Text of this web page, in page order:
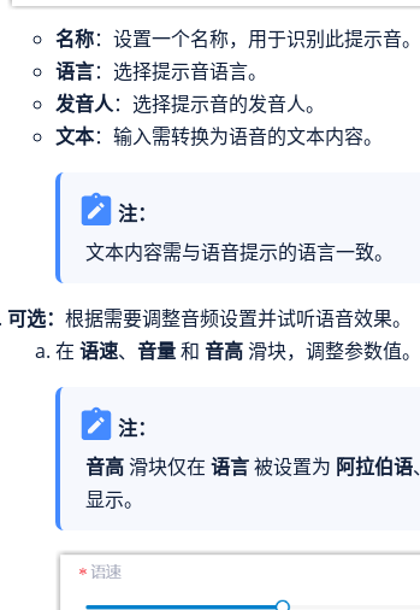
名称：设置一个名称，用于识别此提示音。
语言：选择提示音语言。
发音人：选择提示音的发音人。
文本：输入需转换为语音的文本内容。
注：
文本内容需与语音提示的语言一致。
可选： 根据需要调整音频设置并试听语音效果。
在 语速、 音量和 音高滑块，调整参数值。
注：
音高滑块仅在 语言被设置为 阿拉伯语、
显示。